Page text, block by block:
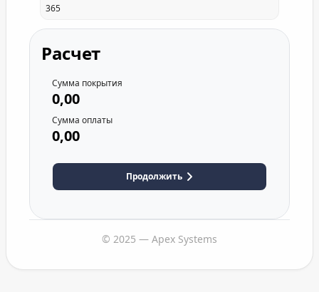
Расчет
Сумма покрытия
0,00
Сумма оплаты
0,00
Продолжить
© 2025 — Apex Systems